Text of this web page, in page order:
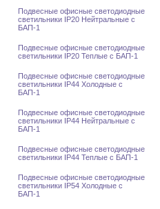
Подвесные офисные светодиодные
светильники IP20 Нейтральные с
БАП-1
Подвесные офисные светодиодные
светильники IP20 Теплые с БАП-1
Подвесные офисные светодиодные
светильники IP44 Холодные с
БАП-1
Подвесные офисные светодиодные
светильники IP44 Нейтральные с
БАП-1
Подвесные офисные светодиодные
светильники IP44 Теплые с БАП-1
Подвесные офисные светодиодные
светильники IP54 Холодные с
БАП-1